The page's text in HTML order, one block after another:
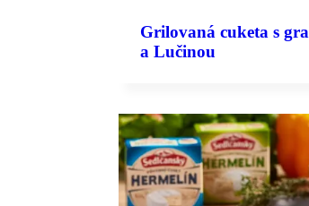
Grilovaná cuketa s
a Lučinou